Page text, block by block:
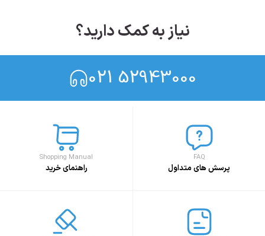
نیاز به کمک دارید؟
021 52943000
FAQ
پرسش های متداول
Shopping Manual
راهنمای خرید